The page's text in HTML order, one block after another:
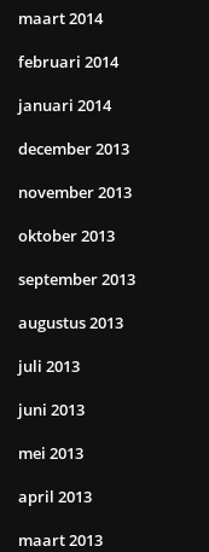
maart 2014
februari 2014
januari 2014
december 2013
november 2013
oktober 2013
september 2013
augustus 2013
juli 2013
juni 2013
mei 2013
april 2013
maart 2013